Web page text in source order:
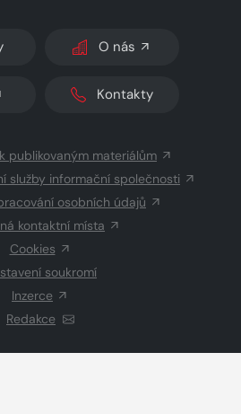
O nás
Kontakty
publikovaným materiálům
služby informační společnosti
osobních údajů
kontaktní místa
Cookies
soukromí
Inzerce
Redakce